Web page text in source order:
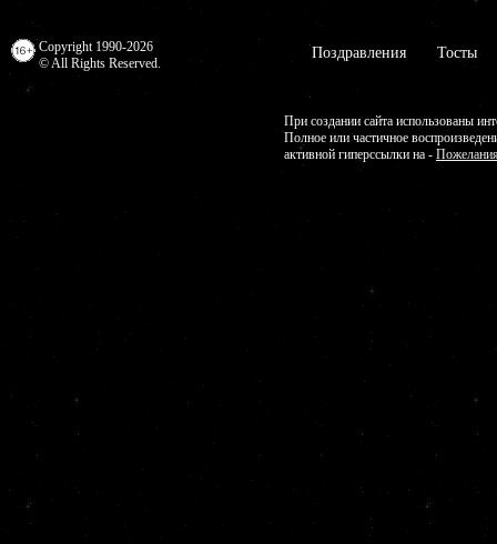
Copyright 1990-2026
© All Rights Reserved.
Поздравления Тосты
При создании сайта использованы
Полное или частичное
активной гиперссылки на -